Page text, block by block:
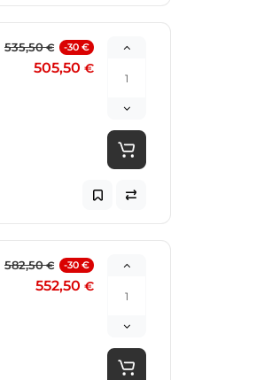
535,50€ -30 €
505,50 €
582,50€ -30 €
552,50 €